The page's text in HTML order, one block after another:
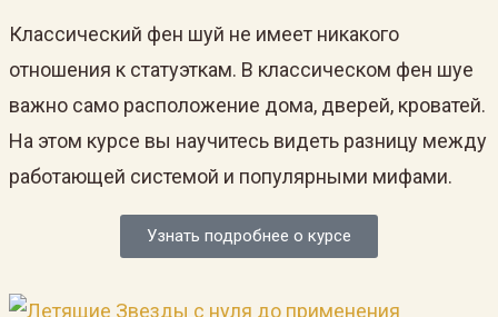
Классический фен шуй не имеет никакого
отношения к статуэткам. В классическом фен шуе
важно само расположение дома, дверей, кроватей.
На этом курсе вы научитесь видеть разницу между
работающей системой и популярными мифами.
Узнать подробнее о курсе